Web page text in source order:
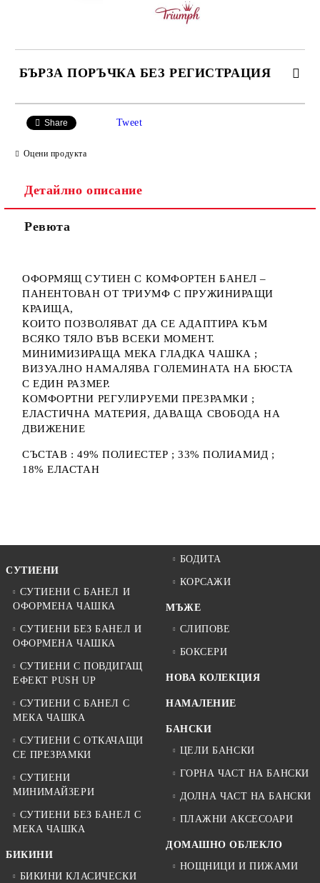
БЪРЗА ПОРЪЧКА БЕЗ РЕГИСТРАЦИЯ
Share Tweet
Оцени продукта
Детайлно описание
Ревюта
ОФОРМЯЩ СУТИЕН С КОМФОРТЕН БАНЕЛ –
ПАНЕНТОВАН ОТ ТРИУМФ С ПРУЖИНИРАЩИ
КРАИЩА,
КОИТО ПОЗВОЛЯВАТ ДА СЕ АДАПТИРА КЪМ
ВСЯКО ТЯЛО ВЪВ ВСЕКИ МОМЕНТ.
МИНИМИЗИРАЩА МЕКА ГЛАДКА ЧАШКА ;
ВИЗУАЛНО НАМАЛЯВА ГОЛЕМИНАТА НА БЮСТА
С ЕДИН РАЗМЕР.
КОМФОРТНИ РЕГУЛИРУЕМИ ПРЕЗРАМКИ ;
ЕЛАСТИЧНА МАТЕРИЯ, ДАВАЩА СВОБОДА НА
ДВИЖЕНИЕ
СЪСТАВ : 49% ПОЛИЕСТЕР ; 33% ПОЛИАМИД ;
18% ЕЛАСТАН
СУТИЕНИ
СУТИЕНИ С БАНЕЛ И
ОФОРМЕНА ЧАШКА
СУТИЕНИ БЕЗ БАНЕЛ И
ОФОРМЕНА ЧАШКА
СУТИЕНИ С ПОВДИГАЩ
ЕФЕКТ PUSH UP
СУТИЕНИ С БАНЕЛ С
МЕКА ЧАШКА
СУТИЕНИ С ОТКАЧАЩИ
СЕ ПРЕЗРАМКИ
СУТИЕНИ
МИНИМАЙЗЕРИ
СУТИЕНИ БЕЗ БАНЕЛ С
МЕКА ЧАШКА
БИКИНИ
БИКИНИ КЛАСИЧЕСКИ
БОДИТА
КОРСАЖИ
МЪЖЕ
СЛИПОВЕ
БОКСЕРИ
НОВА КОЛЕКЦИЯ
НАМАЛЕНИЕ
БАНСКИ
ЦЕЛИ БАНСКИ
ГОРНА ЧАСТ НА БАНСКИ
ДОЛНА ЧАСТ НА БАНСКИ
ПЛАЖНИ АКСЕСОАРИ
ДОМАШНО ОБЛЕКЛО
НОЩНИЦИ И ПИЖАМИ